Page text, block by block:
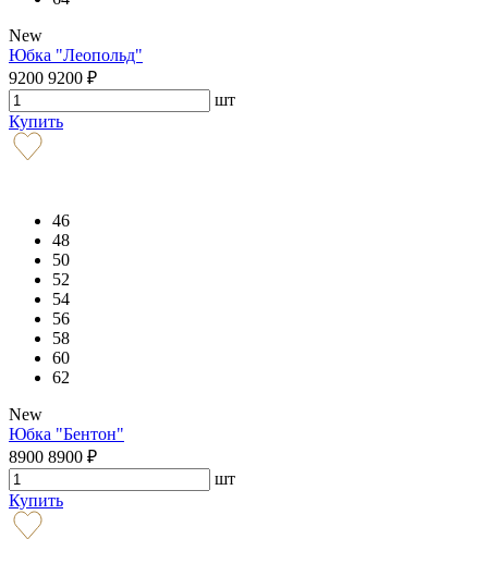
New
Юбка "Леопольд"
9200 9200 ₽
шт
Купить
46
48
50
52
54
56
58
60
62
New
Юбка "Бентон"
8900 8900 ₽
шт
Купить